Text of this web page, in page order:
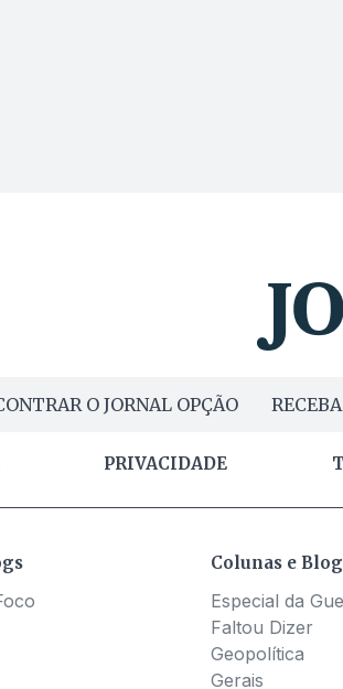
O JORNAL OPÇÃO
PRIVACIDADE
Colunas e
Especial da
Faltou Dizer
Geopolítica
Gerais